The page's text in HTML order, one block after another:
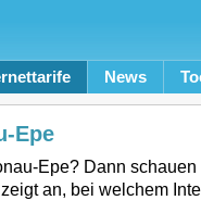
News
Epe
Epe? Dann
an, bei welchem